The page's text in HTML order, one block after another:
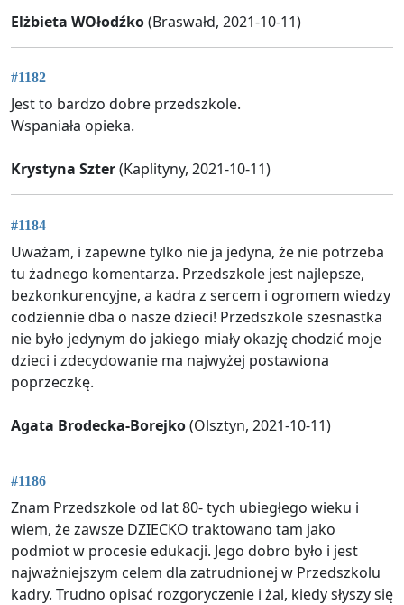
Elżbieta WOłodźko(Braswałd, 2021-10-11)
#1182
Jest to bardzo dobre przedszkole.
Wspaniała opieka.
Krystyna Szter(Kaplityny, 2021-10-11)
#1184
Uważam, i zapewne tylko nie ja jedyna, że nie potrzeba
tu żadnego komentarza. Przedszkole jest najlepsze,
bezkonkurencyjne, a kadra z sercem i ogromem wiedzy
codziennie dba o nasze dzieci! Przedszkole szesnastka
nie było jedynym do jakiego miały okazję chodzić moje
dzieci i zdecydowanie ma najwyżej postawiona
poprzeczkę.
Agata Brodecka-Borejko(Olsztyn, 2021-10-11)
#1186
Znam Przedszkole od lat 80- tych ubiegłego wieku i
wiem, że zawsze DZIECKO traktowano tam jako
podmiot w procesie edukacji. Jego dobro było i jest
najważniejszym celem dla zatrudnionej w Przedszkolu
kadry. Trudno opisać rozgoryczenie i żal, kiedy słyszy się